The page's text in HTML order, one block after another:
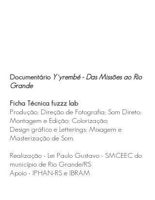
Documentário Y`yrembé - Das Missões ao Rio
Grande
Ficha Técnica fuzzz lab
Produção; Direção de Fotografia; Som Direto;
Montagem e Edição; Colorização;
Design gráfico e Letterings; Mixagem e
Masterização de Som.
Realização - Lei Paulo Gustavo - SMCEEC do
município de Rio Grande/RS
Apoio - IPHAN-RS e IBRAM